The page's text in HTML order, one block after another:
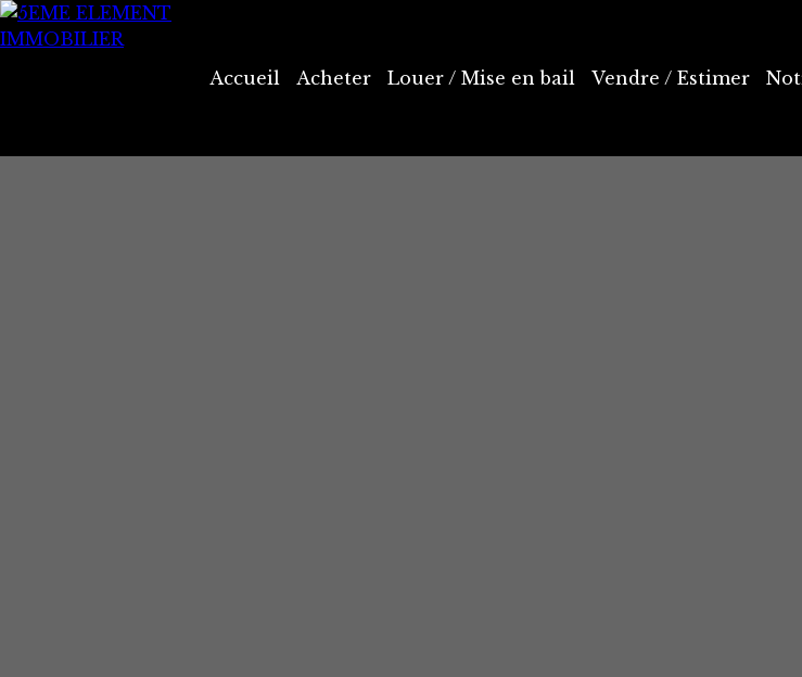
Accueil Acheter Louer / Mise en bail Vendre / Estimer